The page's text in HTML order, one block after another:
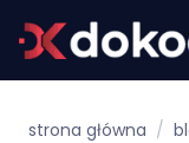
strona główna /